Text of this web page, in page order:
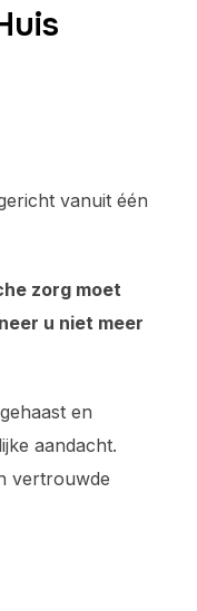
vanuit één
zorg moet
u niet meer
en
aandacht.
vertrouwde